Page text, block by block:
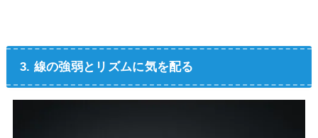
3. 線の強弱とリズムに気を配る